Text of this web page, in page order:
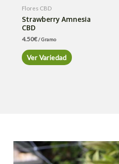
Flores CBD
Strawberry Amnesia
CBD
4.50€/ Gramo
Ver Variedad